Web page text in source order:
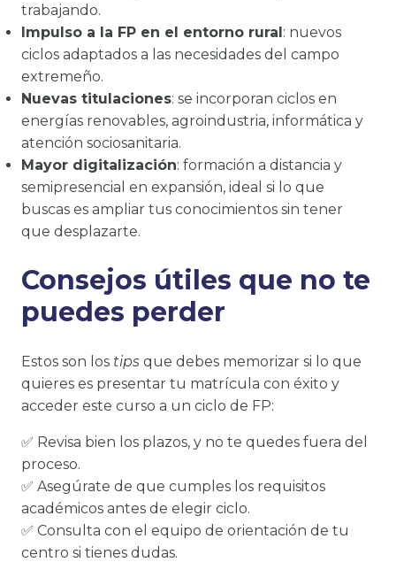
trabajando.
Impulso a la FP en el entorno rural: nuevos
ciclos adaptados a las necesidades del campo
extremeño.
Nuevas titulaciones: se incorporan ciclos en
energías renovables, agroindustria, informática y
atención sociosanitaria.
Mayor digitalización: formación a distancia y
semipresencial en expansión, ideal si lo que
buscas es ampliar tus conocimientos sin tener
que desplazarte.
Consejos útiles que no te
puedes perder
Estos son los tips que debes memorizar si lo que
quieres es presentar tu matrícula con éxito y
acceder este curso a un ciclo de FP:
✅ Revisa bien los plazos, y no te quedes fuera del
proceso.
✅ Asegúrate de que cumples los requisitos
académicos antes de elegir ciclo.
✅ Consulta con el equipo de orientación de tu
centro si tienes dudas.